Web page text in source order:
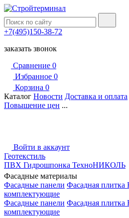
+7(495)150-38-72
заказать звонок
Сравнение 0
Избранное 0
Корзина 0
Каталог Новости Доставка и оплата
Повышение цен ...
Войти в аккаунт
Геотекстиль
ПВХ Гидрошпонка ТехноНИКОЛЬ
Фасадные материалы
Фасадные панели Фасадная
комплектующие
Фасадные панели Фасадная
комплектующие